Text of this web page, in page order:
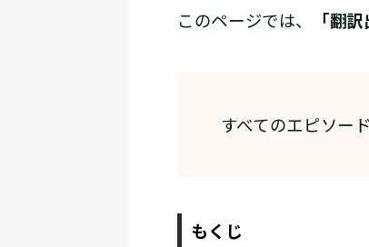
このページでは、 「翻訳
すべてのエピソー
もくじ